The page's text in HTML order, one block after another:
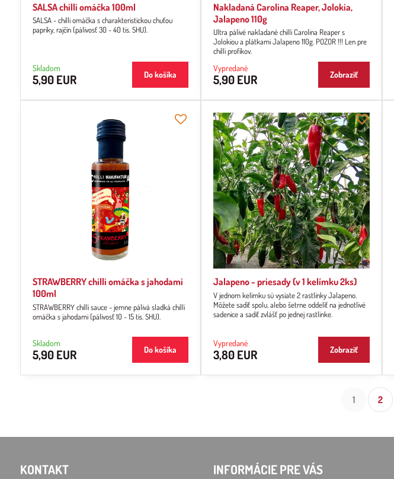
SALSA chilli omáčka 100ml
SALSA - chilli omáčka s charakteristickou chuťou
papriky, rajčín (pálivosť 30 - 40 tis. SHU).
Skladom
5,90 EUR Do košíka
Nakladaná Carolina Reaper, Jolokia,
Jalapeno 110g
Ultra pálivé nakladané chilli Carolina Reaper s
Jolokiou a plátkami Jalapeno 110g. POZOR !!! Len pre
chilli profíkov.
Vypredané
5,90 EUR Zobraziť
STRAWBERRY chilli omáčka s jahodami
100ml
STRAWBERRY chilli sauce - jemne pálivá sladká chilli
omáčka s jahodami (pálivosť 10 - 15 tis. SHU).
Skladom
5,90 EUR Do košíka
Jalapeno - priesady (v 1 kelímku 2ks)
V jednom kelímku sú vysiate 2 rastlinky Jalapeno.
Môžete sadiť spolu, alebo šetrne oddeliť na jednotlivé
sadenice a sadiť zvlášť po jednej rastlinke.
Vypredané
3,80 EUR Zobraziť
1 2
KONTAKT INFORMÁCIE PRE VÁS